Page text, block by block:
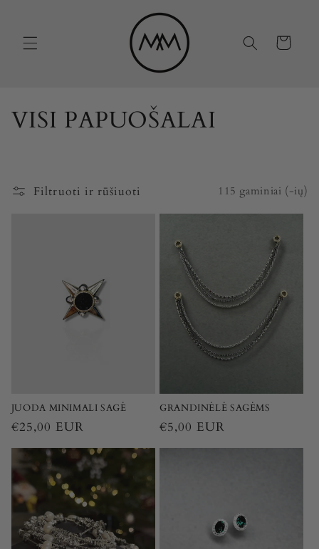
Krepšelis
K
e
VISI PAPUOŠALAI
Filtruoti ir rūšiuoti 115 gaminiai (-ių)
JUODA MINIMALI SAGĖ
Įprasta
kaina
€25,00 EUR
GRANDINĖLĖ SAGĖMS
Įprasta
kaina
€5,00 EUR